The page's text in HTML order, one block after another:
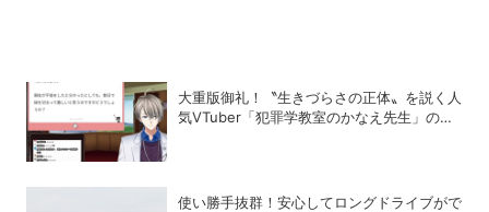
大重版御礼！〝生きづらさの正体〟を説く人
気VTuber「犯罪学教室のかなえ先生」の正
使い勝手抜群！安心してロングドライブがで